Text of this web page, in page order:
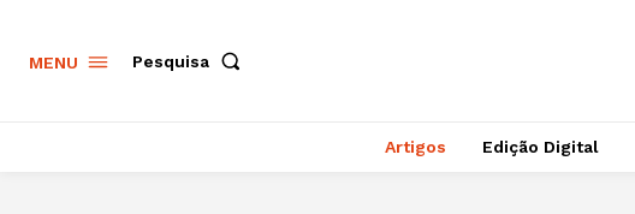
MENU Pesquisa
Artigos Edição Digital